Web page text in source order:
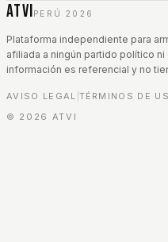
ATVI PERÚ 2026
Plataforma independiente para
afiliada a ningún partido político
información es referencial y no
AVISO LEGAL TÉRMINOS DE
© 2026 ATVI